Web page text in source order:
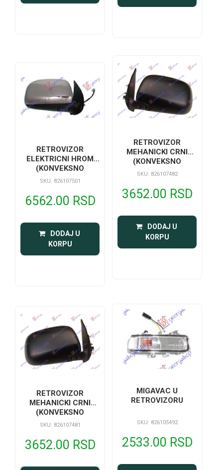
RETROVIZOR
ELEKTRICNI HROM
(KONVEKSNO
STAKLO)
SKU: 826107501
6562.00 RSD
DODAJ U
KORPU
RETROVIZOR
MEHANICKI CRNI
(KONVEKSNO
STAKLO)
SKU: 826107482
3652.00 RSD
DODAJ U
KORPU
RETROVIZOR
MEHANICKI CRNI
(KONVEKSNO
STAKLO)
SKU: 826107481
3652.00 RSD
MIGAVAC U
RETROVIZORU
SKU: 826105492
2533.00 RSD